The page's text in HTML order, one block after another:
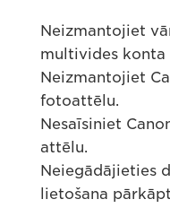
Neizmantojiet
multivides konta
Neizmantojiet
fotoattēlu.
Nesaīsiniet
attēlu.
Neiegādājieties
lietošana